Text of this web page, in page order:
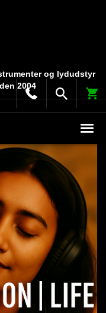
og lydudstyr
2004